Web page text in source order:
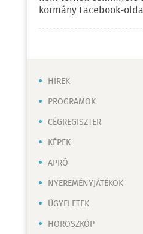
kormány Facebook-
HÍREK
PROGRAMOK
CÉGREGISZTER
KÉPEK
APRÓ
NYEREMÉNYJÁTÉKOK
ÜGYELETEK
HOROSZKÓP